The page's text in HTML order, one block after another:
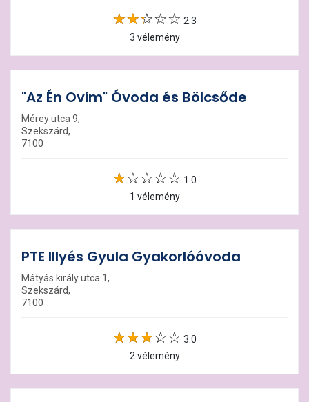
2.3
3 vélemény
"Az Én Ovim" Óvoda és Bölcsőde
Mérey utca 9,
Szekszárd,
7100
1.0
1 vélemény
PTE Illyés Gyula Gyakorlóóvoda
Mátyás király utca 1,
Szekszárd,
7100
3.0
2 vélemény